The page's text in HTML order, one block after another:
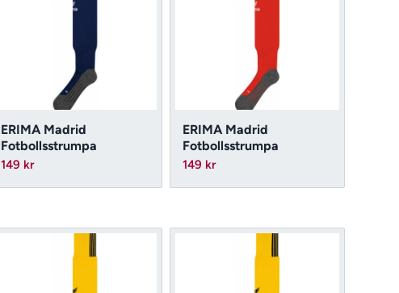
ERIMA Madrid
Fotbollsstrumpa
149 kr
ERIMA Madrid
Fotbollsstrumpa
149 kr